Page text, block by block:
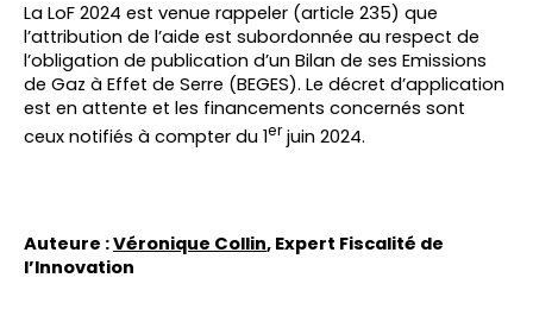
La LoF 2024 est venue rappeler (article 235) que
l’attribution de l’aide est subordonnée au respect de
l’obligation de publication d’un Bilan de ses Emissions
de Gaz à Effet de Serre (BEGES). Le décret d’application
est en attente et les financements concernés sont
ceux notifiés à compter du 1er juin 2024.
Auteure :Véronique Collin, Expert Fiscalité de
l’Innovation